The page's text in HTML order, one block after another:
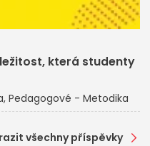
která studenty
Pedagogové - Metodika
všechny příspěvky